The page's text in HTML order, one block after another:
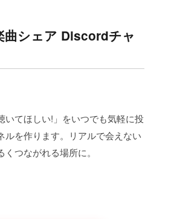
曲シェア Discordチャ
いてほしい!」をいつでも気軽に投
ルを作ります。リアルで会えない
つながれる場所に。